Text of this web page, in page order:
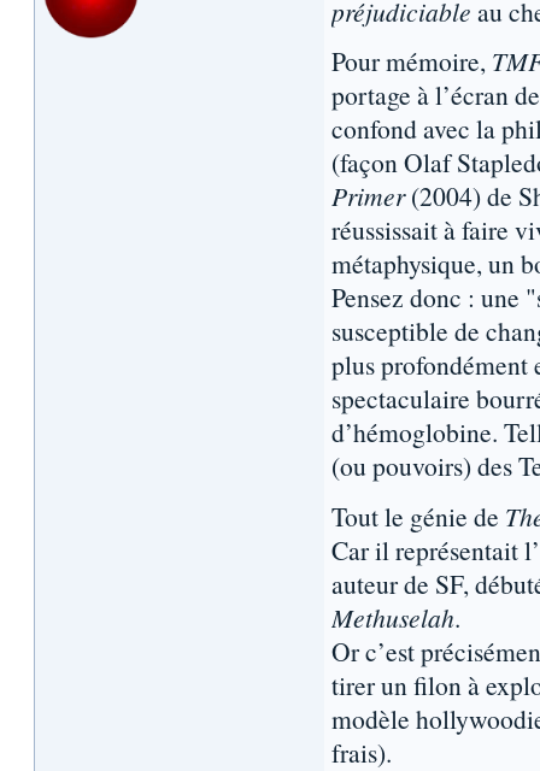
préjudiciable au
Pour mémoire,
portage à l’écran
confond avec la
(façon Olaf
Primer(2004) de
réussissait à faire
métaphysique, un
Pensez donc : une
susceptible de
plus profondément
spectaculaire
d’hémoglobine.
(ou pouvoirs) des
Tout le génie de
Car il représentait
auteur de SF,
Methuselah.
Or c’est
tirer un filon à
modèle
frais).